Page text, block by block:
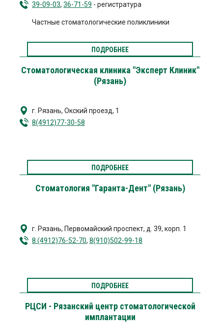
39-09-03, 36-71-59 - регистратура
Частные стоматологические поликлиники
ПОДРОБНЕЕ
Стоматологическая клиника "Эксперт Клиник"
(Рязань)
г. Рязань, Окский проезд, 1
8(4912)77-30-58
ПОДРОБНЕЕ
Стоматология "Гаранта-Дент" (Рязань)
г. Рязань, Первомайский проспект, д. 39, корп. 1
8 (4912)76-52-70, 8(910)502-99-18
ПОДРОБНЕЕ
РЦСИ - Рязанский центр стоматологической
имплантации